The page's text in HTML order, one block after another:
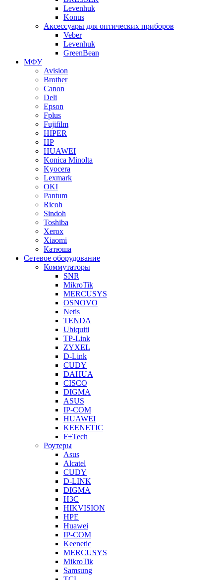
Levenhuk
Konus
Аксессуары для оптических приборов
Veber
Levenhuk
GreenBean
МФУ
Avision
Brother
Canon
Deli
Epson
Fplus
Fujifilm
HIPER
HP
HUAWEI
Konica Minolta
Kyocera
Lexmark
OKI
Pantum
Ricoh
Sindoh
Toshiba
Xerox
Xiaomi
Катюша
Сетевое оборудование
Коммутаторы
SNR
MikroTik
MERCUSYS
OSNOVO
Netis
TENDA
Ubiquiti
TP-Link
ZYXEL
D-Link
CUDY
DAHUA
CISCO
DIGMA
ASUS
IP-COM
HUAWEI
KEENETIC
F+Tech
Роутеры
Asus
Alcatel
CUDY
D-LINK
DIGMA
H3C
HIKVISION
HPE
Huawei
IP-COM
Keenetic
MERCUSYS
MikroTik
Samsung